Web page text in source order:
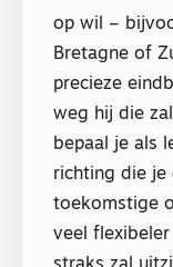
op wil –
Bretagne of
precieze
weg hij die
bepaal je als
richting die je
toekomstige
veel